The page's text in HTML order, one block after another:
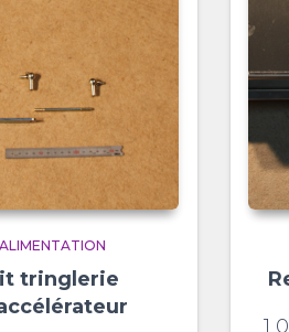
ALIMENTATION
tringlerie
1